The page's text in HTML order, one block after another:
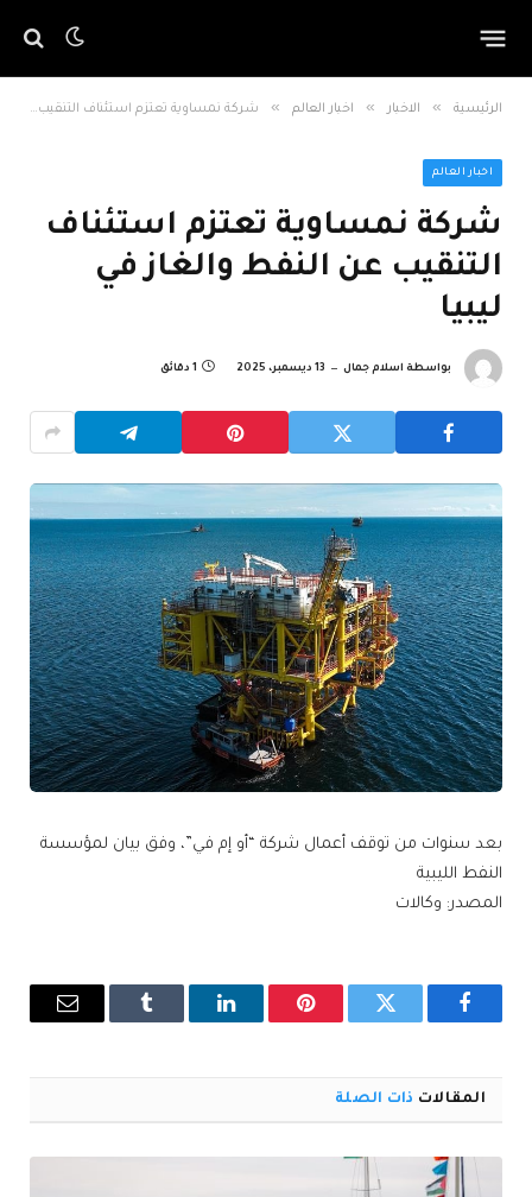
الرئيسية » الاخبار » اخبار العالم » شركة نمساوية تعتزم استئناف التنقيب عن النفط والغاز في ليبيا
اخبار العالم
شركة نمساوية تعتزم استئناف
التنقيب عن النفط والغاز في
ليبيا
بواسطة اسلام جمال 13 ديسمبر، 2025 1 دقائق
بعد سنوات من توقف أعمال شركة “أو إم في”، وفق بيان لمؤسسة
النفط الليبية
المصدر: وكالات
فيسبوك تويتر بينتيريستلينكدإن Tumblr
البريد
المقالات ذات الصلة